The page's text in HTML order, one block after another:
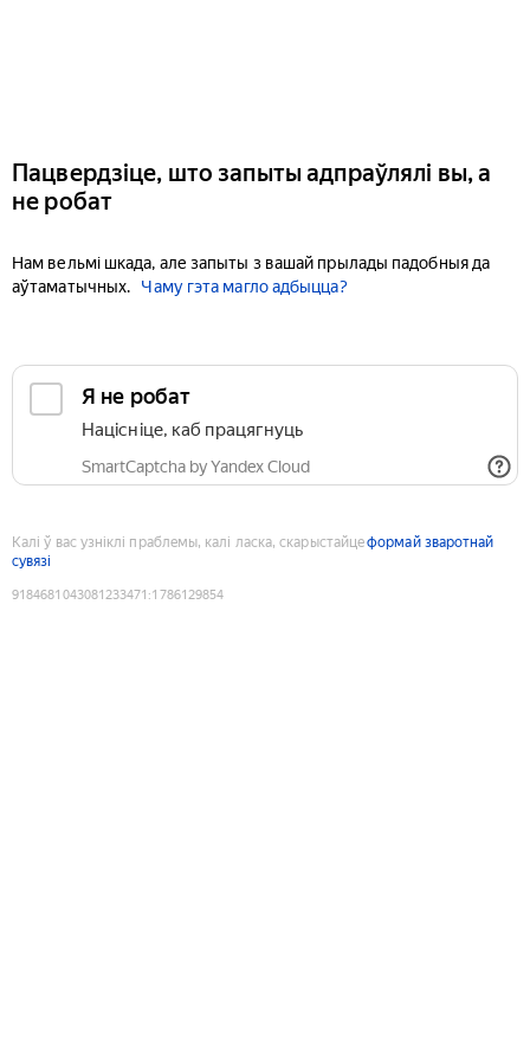
Пацвердзіце, што запыты адпраўлялі вы, а
не робат
Нам вельмі шкада, але запыты з вашай прылады падобныя да
аўтаматычных.
Чаму гэта магло адбыцца?
Я не робат
Націсніце, каб працягнуць
SmartCaptcha by Yandex Cloud
Калі ў вас узніклі праблемы, калі ласка, скарыстайцеформай зваротнай
сувязі
9184681043081233471 :1786129854